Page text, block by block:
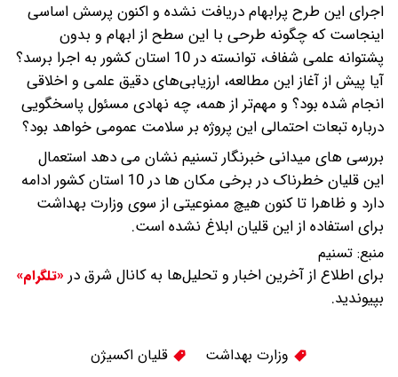
اجرای این طرح پرابهام دریافت نشده و اکنون پرسش اساسی
اینجاست که چگونه طرحی با این سطح از ابهام و بدون
پشتوانه علمی شفاف، توانسته در 10 استان کشور به اجرا برسد؟
آیا پیش از آغاز این مطالعه، ارزیابی‌های دقیق علمی و اخلاقی
انجام شده بود؟ و مهم‌تر از همه، چه نهادی مسئول پاسخگویی
درباره تبعات احتمالی این پروژه بر سلامت عمومی خواهد بود؟
بررسی های میدانی خبرنگار تسنیم نشان می دهد استعمال
این قلیان خطرناک در برخی مکان ها در 10 استان کشور ادامه
دارد و ظاهرا تا کنون هیچ ممنوعیتی از سوی وزارت بهداشت
برای استفاده از این قلیان ابلاغ نشده است.
منبع: تسنیم
برای اطلاع از آخرین اخبار و تحلیل‌ها به کانال شرق در «تلگرام»
بپیوندید.
وزارت بهداشت قلیان اکسیژن